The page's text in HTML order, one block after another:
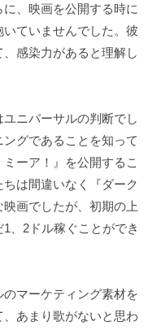
、映画を公開する時に
ていませんでした。彼
感染力があると理解し
ニバーサルの判断でし
グであることを知って
ーア！』を公開するこ
は間違いなく『ダーク
画でしたが、初期の上
、2ドル稼ぐことができ
マーケティング素材を
あまり歌がないと思わ